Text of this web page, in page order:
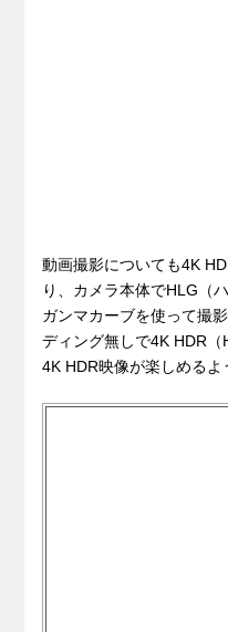
動画撮影についても4K
り、カメラ本体でHLG（
ガンマカーブを使って撮
ディング無しで4K HDR（
4K HDR映像が楽しめるよ